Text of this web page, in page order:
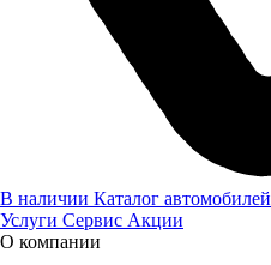
В наличии Каталог автомобилей
Услуги Сервис Акции
О компании